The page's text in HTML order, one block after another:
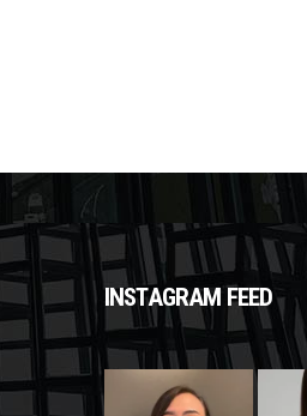
INSTAGRAM FEED